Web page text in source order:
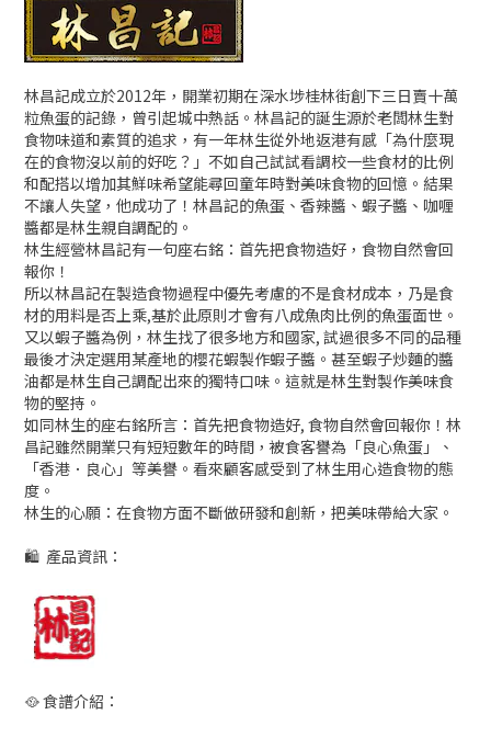
林昌記成立於2012年，開業初期在深水埗桂林街創下三日賣十萬
粒魚蛋的記錄，曾引起城中熱話。林昌記的誕生源於老闆林生對
食物味道和素質的追求，有一年林生從外地返港有感「為什麼現
在的食物沒以前的好吃？」不如自己試試看調校一些食材的比例
和配搭以增加其鮮味希望能尋回童年時對美味食物的回憶。結果
不讓人失望，他成功了！林昌記的魚蛋、香辣醬、蝦子醬、咖喱
醬都是林生親自調配的。
林生經營林昌記有一句座右銘：首先把食物造好，食物自然會回
報你！
所以林昌記在製造食物過程中優先考慮的不是食材成本，乃是食
材的用料是否上乘,基於此原則才會有八成魚肉比例的魚蛋面世。
又以蝦子醬為例，林生找了很多地方和國家, 試過很多不同的品種
最後才決定選用某產地的櫻花蝦製作蝦子醬。甚至蝦子炒麵的醬
油都是林生自己調配出來的獨特口味。這就是林生對製作美味食
物的堅持。
如同林生的座右銘所言：首先把食物造好, 食物自然會回報你！林
昌記雖然開業只有短短數年的時間，被食客譽為「良心魚蛋」、
「香港．良心」等美譽。看來顧客感受到了林生用心造食物的態
度。
林生的心願：在食物方面不斷做研發和創新，把美味帶給大家。
🛍 產品資訊：
🥘 食譜介紹：